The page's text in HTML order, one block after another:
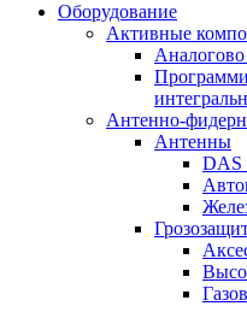
Оборудование
Активные
Антенно-
Антенны
DAS